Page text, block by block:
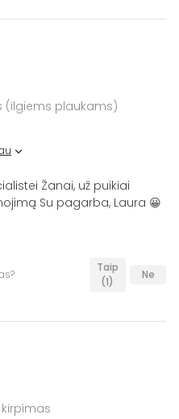
(ilgiems plaukams)
Žanai, už puikiai
Su pagarba, Laura 😀
Taip
(1)
Ne